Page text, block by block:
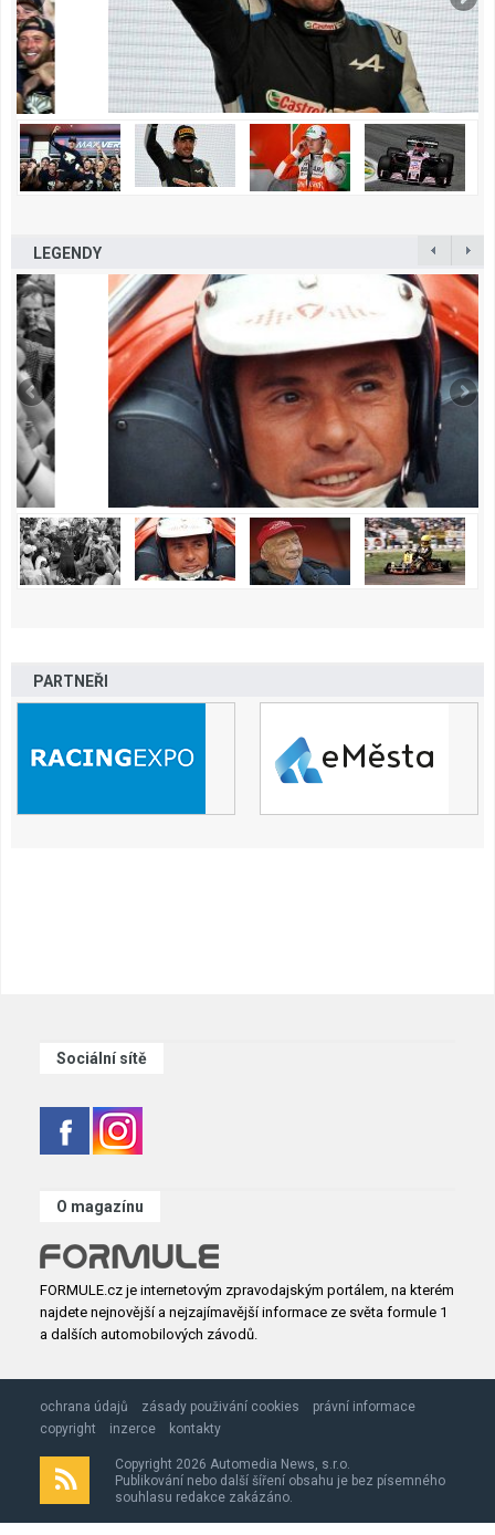
LEGENDY
PARTNEŘI
Sociální sítě
O magazínu
FORMULE.cz je internetovým zpravodajským portálem, na kterém
najdete nejnovější a nejzajímavější informace ze světa formule 1
a dalších automobilových závodů.
ochrana údajů zásady použivání cookies
právní informace
copyright
inzerce kontakty
Copyright 2026 Automedia News, s.r.o.
Publikování nebo další šíření obsahu je bez písemného
souhlasu redakce zakázáno.